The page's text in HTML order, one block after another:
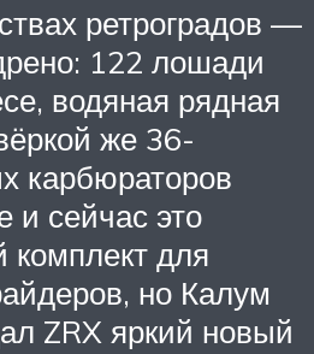
ретроградов —
122 лошади
водяная рядная
же 36-
карбюраторов
и сейчас это
комплект для
но Калум
ZRX яркий новый